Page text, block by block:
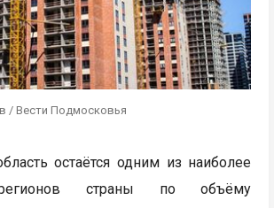
/ Вести Подмосковья
остаётся одним из наиболее
страны по объёму